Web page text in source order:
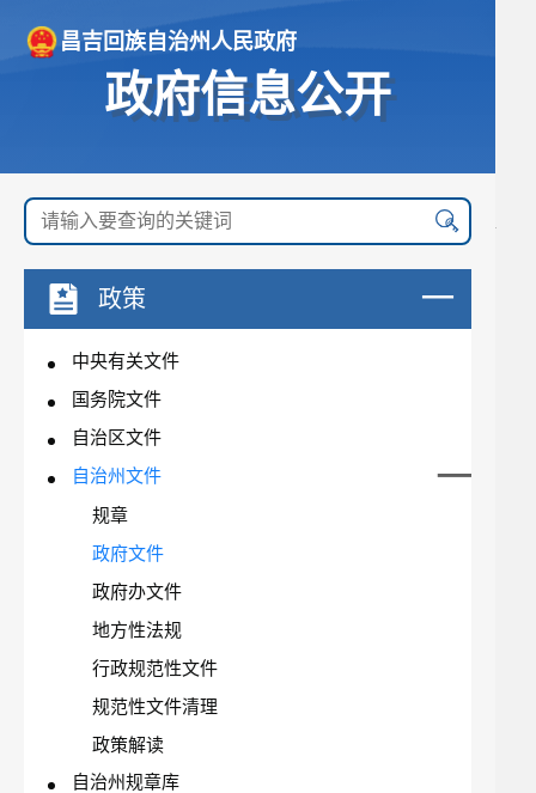
昌吉回族自治州人民政府
政府信息公开
政策
中央有关文件
国务院文件
自治区文件
自治州文件
规章
政府文件
政府办文件
地方性法规
行政规范性文件
规范性文件清理
政策解读
自治州规章库